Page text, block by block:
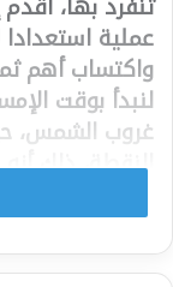
عملية
واكتساب أهم
​لنبدأ بوقت
غروب الشمس،
النقطة، ذلك
المدن
الشمس بساعة
في المساجد،